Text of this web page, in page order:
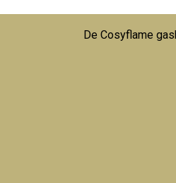
De Cosyflame